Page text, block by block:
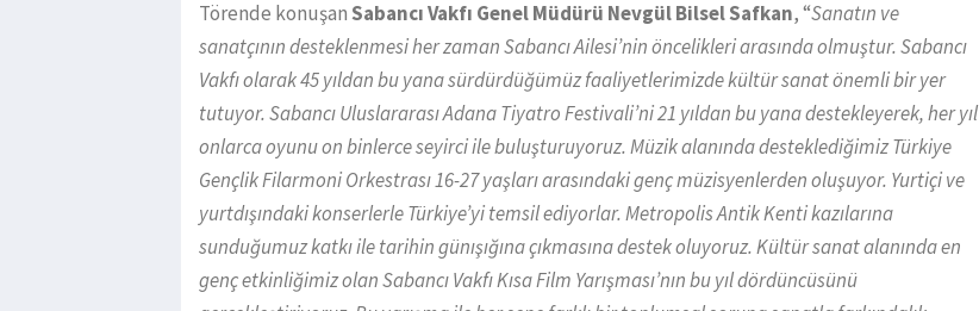
Törende konuşanSabancı Vakfı Genel Müdürü Nevgül Bilsel Safkan, “Sanatın ve
sanatçının desteklenmesi her zaman Sabancı Ailesi’nin öncelikleri arasında olmuştur. Sabancı
Vakfı olarak 45 yıldan bu yana sürdürdüğümüz faaliyetlerimizde kültür sanat önemli bir yer
tutuyor. Sabancı Uluslararası Adana Tiyatro Festivali’ni 21 yıldan bu yana destekleyerek, her yıl
onlarca oyunu on binlerce seyirci ile buluşturuyoruz. Müzik alanında desteklediğimiz Türkiye
Gençlik Filarmoni Orkestrası 16-27 yaşları arasındaki genç müzisyenlerden oluşuyor. Yurtiçi ve
yurtdışındaki konserlerle Türkiye’yi temsil ediyorlar. Metropolis Antik Kenti kazılarına
sunduğumuz katkı ile tarihin günışığına çıkmasına destek oluyoruz. Kültür sanat alanında en
genç etkinliğimiz olan Sabancı Vakfı Kısa Film Yarışması’nın bu yıl dördüncüsünü